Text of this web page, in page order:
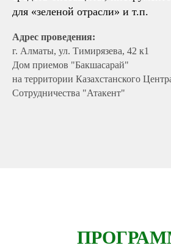
для «зеленой отрасли» и т.п.
Адрес проведения:
г. Алматы, ул. Тимирязева, 42 к1
Дом приемов "Бакшасарай"
на территории Казахстанского
Сотрудничества "Атакент"